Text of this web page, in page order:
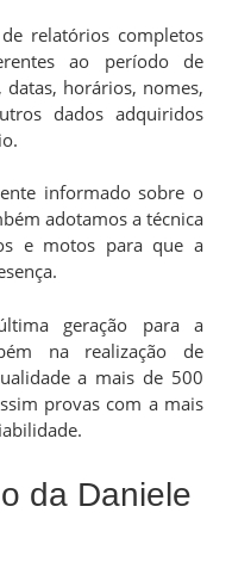
relatórios completos
ao período de
datas, horários, nomes,
dados adquiridos
informado sobre o
adotamos a técnica
e motos para que a
geração para a
na realização de
a mais de 500
provas com a mais
da Daniele